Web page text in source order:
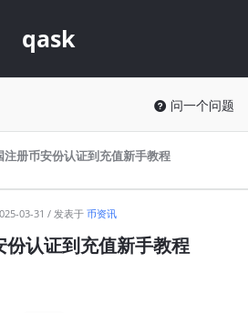
qask
问一个问题
注册币安份认证到充值新手教程
03-31 发表于 币资讯
份认证到充值新手教程